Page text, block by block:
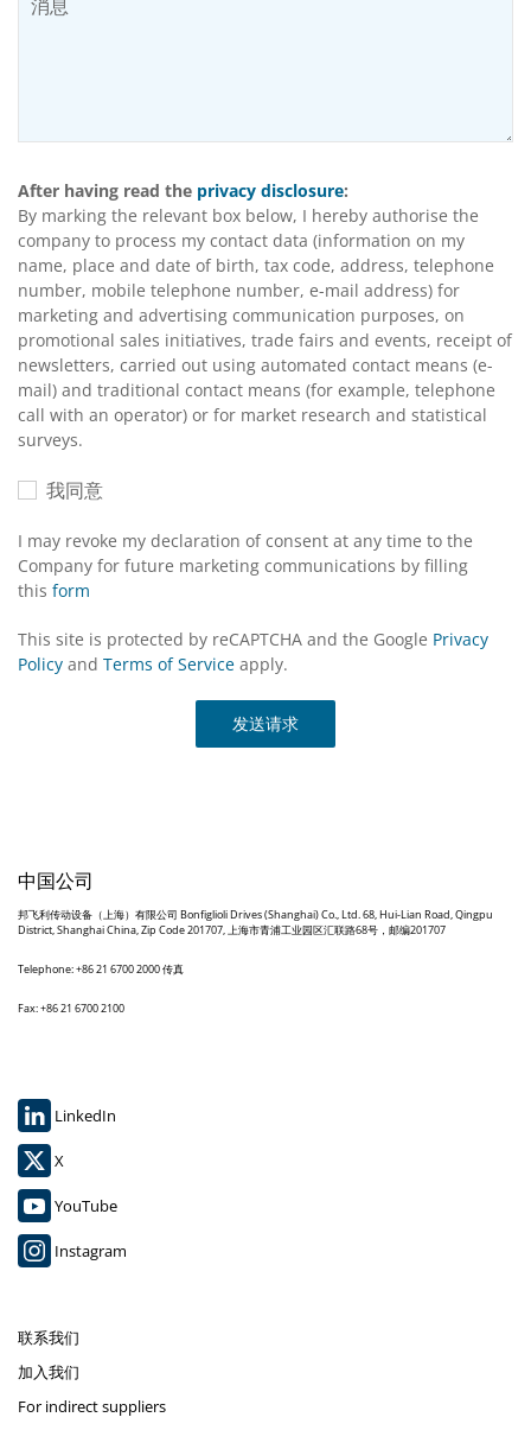
After having read the privacy disclosure:
By marking the relevant box below, I hereby authorise the
company to process my contact data (information on my
name, place and date of birth, tax code, address, telephone
number, mobile telephone number, e-mail address) for
marketing and advertising communication purposes, on
promotional sales initiatives, trade fairs and events, receipt of
newsletters, carried out using automated contact means (e-
mail) and traditional contact means (for example, telephone
call with an operator) or for market research and statistical
surveys.
我同意
I may revoke my declaration of consent at any time to the
Company for future marketing communications by filling
this form
This site is protected by reCAPTCHA and the Google Privacy
Policy and Terms of Service apply.
发送请求
中国公司
邦飞利传动设备（上海）有限公司 Bonfiglioli Drives (Shanghai) Co., Ltd. 68, Hui-Lian Road, Qingpu
District, Shanghai China, Zip Code 201707, 上海市青浦工业园区汇联路68号，邮编201707
Telephone: +86 21 6700 2000 传真
Fax: +86 21 6700 2100
LinkedIn
X
YouTube
Instagram
联系我们
加入我们
For indirect suppliers